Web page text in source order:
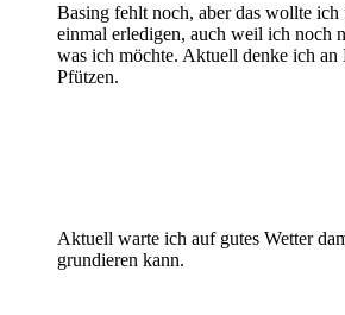
Basing fehlt noch, aber das wollte ich
einmal erledigen, auch weil ich noch
was ich möchte. Aktuell denke ich an
Pfützen.
Aktuell warte ich auf gutes Wetter
grundieren kann.